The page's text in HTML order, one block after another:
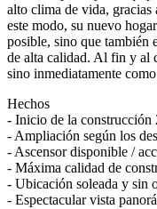
alto clima de vida,
este modo, su nuevo
posible, sino que también
de alta calidad. Al fin y al
sino inmediatamente como
Hechos
- Inicio de la construcción
- Ampliación según los
- Ascensor disponible /
- Máxima calidad de
- Ubicación soleada y sin
- Espectacular vista